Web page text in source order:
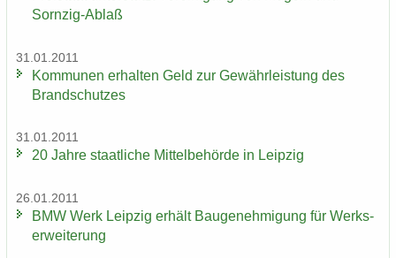
Sornzig-​Ablaß
31.01.2011
Kom­mu­nen er­hal­ten Geld zur Ge­währ­leis­tung des
Brand­schut­zes
31.01.2011
20 Jahre staat­li­che Mit­tel­be­hör­de in Leip­zig
26.01.2011
BMW Werk Leip­zig er­hält Bau­ge­neh­mi­gung für Werks­
er­wei­te­rung